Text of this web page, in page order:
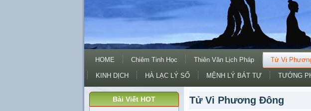
HOME Chiêm Tinh Học Thiên Văn Lịch Pháp Tử Vi
KINH DỊCH HÀ LẠC LÝ SỐ MỆNH LÝ BÁT TỰ TƯỚNG
Bài Viết HOT Tử Vi Phương Đông